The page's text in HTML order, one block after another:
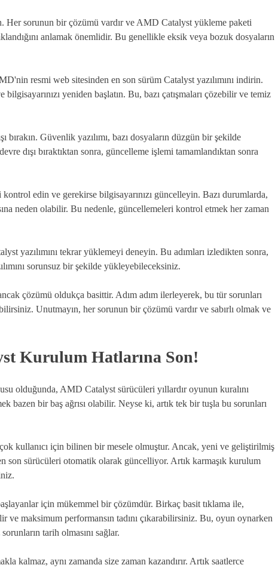
Her sorunun bir çözümü vardır ve AMD Catalyst yükleme paketi
anlamak önemlidir. Bu genellikle eksik veya bozuk dosyaların
resmi web sitesinden en son sürüm Catalyst yazılımını indirin.
yeniden başlatın. Bu, bazı çatışmaları çözebilir ve temiz
bırakın. Güvenlik yazılımı, bazı dosyaların düzgün bir şekilde
dışı bıraktıktan sonra, güncelleme işlemi tamamlandıktan sonra
edin ve gerekirse bilgisayarınızı güncelleyin. Bazı durumlarda,
neden olabilir. Bu nedenle, güncellemeleri kontrol etmek her zaman
yazılımını tekrar yüklemeyi deneyin. Bu adımları izledikten sonra,
sorunsuz bir şekilde yükleyebileceksiniz.
çözümü oldukça basittir. Adım adım ilerleyerek, bu tür sorunları
Unutmayın, her sorunun bir çözümü vardır ve sabırlı olmak ve
Kurulum Hatlarına Son!
olduğunda, AMD Catalyst sürücüleri yıllardır oyunun kuralını
bazen bir baş ağrısı olabilir. Neyse ki, artık tek bir tuşla bu sorunları
kullanıcı için bilinen bir mesele olmuştur. Ancak, yeni ve geliştirilmiş
son sürücüleri otomatik olarak güncelliyor. Artık karmaşık kurulum
için mükemmel bir çözümdür. Birkaç basit tıklama ile,
ve maksimum performansın tadını çıkarabilirsiniz. Bu, oyun oynarken
tarih olmasını sağlar.
kalmaz, aynı zamanda size zaman kazandırır. Artık saatlerce